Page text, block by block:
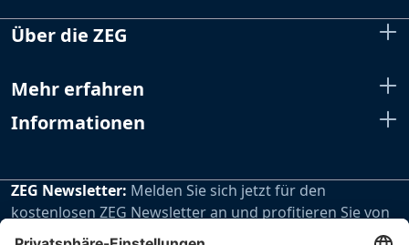
Über die ZEG
Mehr erfahren
Informationen
ZEG Newsletter: Melden Sie sich jetzt für den
kostenlosen ZEG Newsletter an und profitieren Sie von
den extra Vorteilen unseres regelmäßig erscheinenden